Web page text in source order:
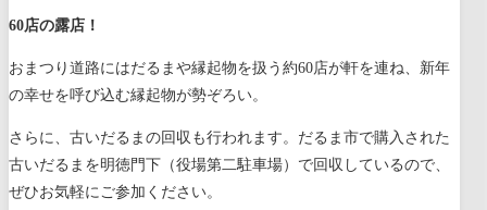
60店の露店！
おまつり道路にはだるまや縁起物を扱う約60店が軒を連ね、新年
の幸せを呼び込む縁起物が勢ぞろい。
さらに、古いだるまの回収も行われます。だるま市で購入された
古いだるまを明徳門下（役場第二駐車場）で回収しているので、
ぜひお気軽にご参加ください。